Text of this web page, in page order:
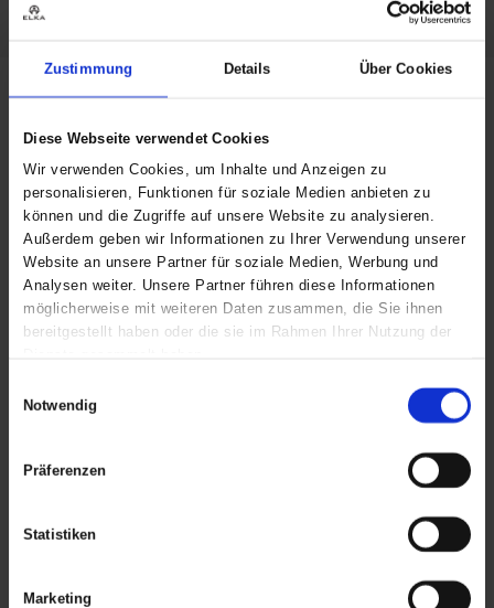
Zustimmung Details Über Cookies
Diese Webseite verwendet Cookies
Wir verwenden Cookies, um Inhalte und Anzeigen zu
personalisieren, Funktionen für soziale Medien anbieten zu
können und die Zugriffe auf unsere Website zu analysieren.
Außerdem geben wir Informationen zu Ihrer Verwendung unserer
Website an unsere Partner für soziale Medien, Werbung und
Analysen weiter. Unsere Partner führen diese Informationen
möglicherweise mit weiteren Daten zusammen, die Sie ihnen
bereitgestellt haben oder die sie im Rahmen Ihrer Nutzung der
Notwendig
Präferenzen
Statistiken
Marketing
Funktionen
ELKA Winter,
Reissverschluss
am Bein
Industrie
Professionelle
Fischerei,
Industrie &
Petrochemie,
Handwerk &
Working
Xtreme
Schutzanzug
/ 29 in
Kompositionen
300D Oxford,